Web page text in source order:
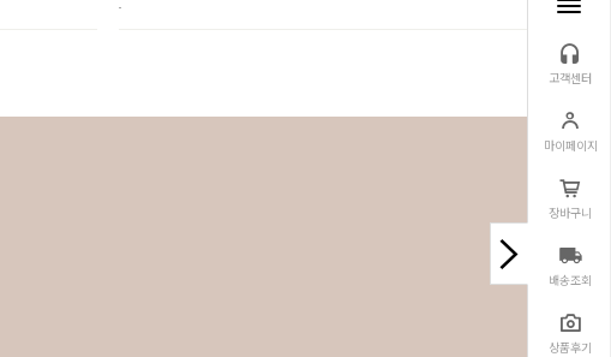
고객센터
마이페이지
장바구니
배송조회
상품후기